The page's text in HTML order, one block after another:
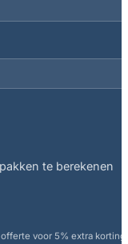
te berekenen
voor 5% extra korting.